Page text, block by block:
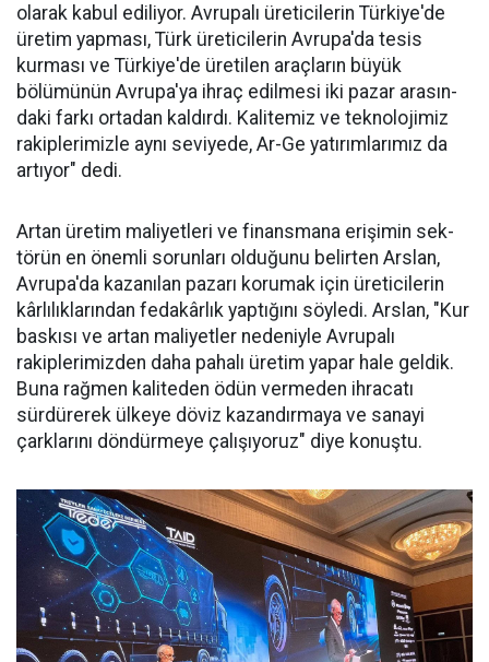
ola­rak kabul ediliyor. Avrupalı üreticile­rin Türkiye'de
üre­tim yapması, Türk üreticilerin Avru­pa'da tesis
kurması ve Türkiye'de üreti­len araçların büyük
bölümünün Avru­pa'ya ihraç edilme­si iki pazar arasın­
daki farkı ortadan kaldırdı. Kalitemiz ve teknolojimiz
ra­kiplerimizle aynı seviyede, Ar-Ge ya­tırımlarımız da
ar­tıyor" dedi.
Artan üretim ma­liyetleri ve finans­mana erişimin sek­
törün en önemli sorunları oldu­ğunu belirten Arslan,
Avrupa'da kazanılan pazarı korumak için üreticilerin
kârlılıklarından fe­dakârlık yaptığını söyledi. Arslan, "Kur
baskısı ve artan maliyetler nedeniyle Avrupalı
rakiplerimiz­den daha pahalı üretim yapar ha­le geldik.
Buna rağmen kaliteden ödün vermeden ihracatı
sürdüre­rek ülkeye döviz kazandırmaya ve sanayi
çarklarını döndürmeye ça­lışıyoruz" diye konuştu.